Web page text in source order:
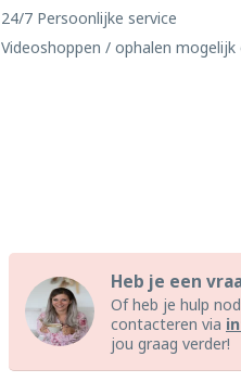
24/7 Persoonlijke service
Videoshoppen / ophalen
Heb je een
Of heb je hulp
contacteren via
jou graag verder!